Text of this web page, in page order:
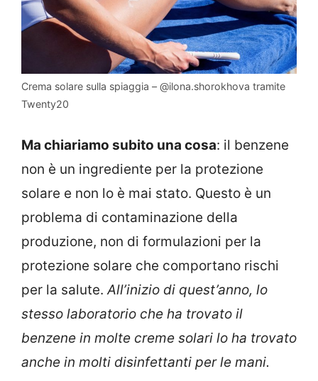
Crema solare sulla spiaggia – @ilona.shorokhova tramite
Twenty20
Ma chiariamo subito una cosa: il benzene
non è un ingrediente per la protezione
solare e non lo è mai stato. Questo è un
problema di contaminazione della
produzione, non di formulazioni per la
protezione solare che comportano rischi
per la salute.All’inizio di quest’anno, lo
stesso laboratorio che ha trovato il
benzene in molte creme solari lo ha trovato
anche in molti disinfettanti per le mani.